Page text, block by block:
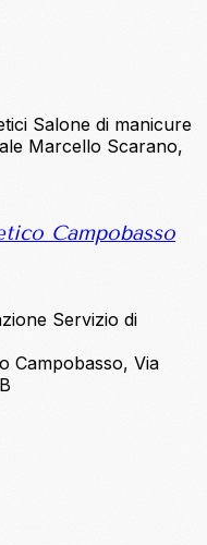
Salone di manicure
Marcello Scarano,
Campobasso
Servizio di
Campobasso, Via